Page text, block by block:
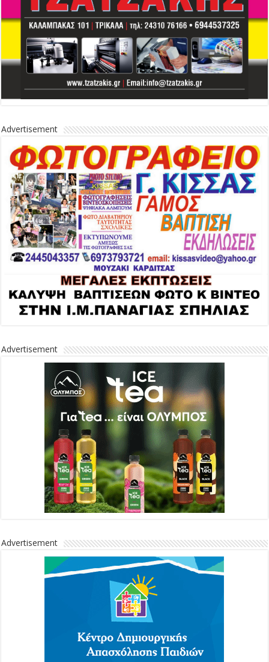
Advertisement
Advertisement
Advertisement